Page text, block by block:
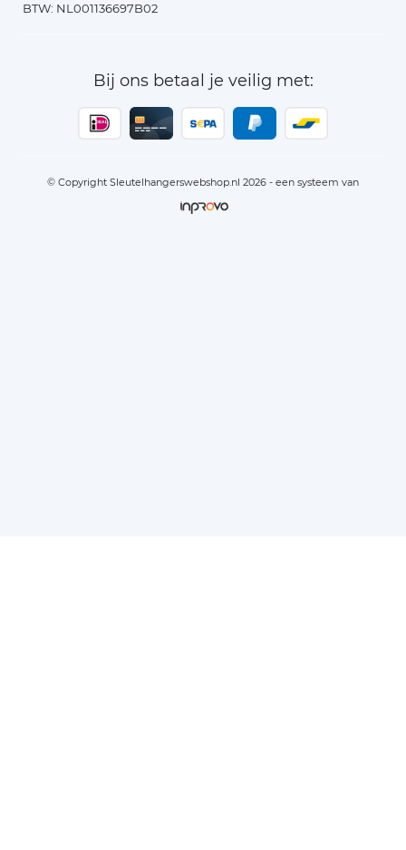
BTW: NL001136697B02
Bij ons betaal je veilig met:
© Copyright Sleutelhangerswebshop.nl 2026 - een systeem van